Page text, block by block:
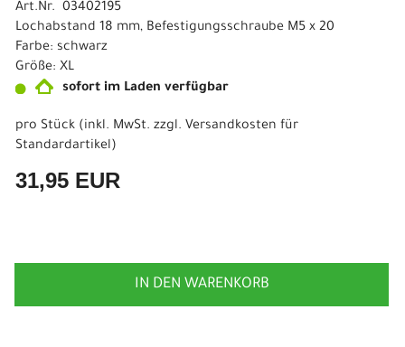
Art.Nr. 03402195
Lochabstand 18 mm, Befestigungsschraube M5 x 20
Farbe: schwarz
Größe: XL
sofort im Laden verfügbar
pro Stück (inkl. MwSt. zzgl. Versandkosten für
Standardartikel)
31,95 EUR
IN DEN WARENKORB